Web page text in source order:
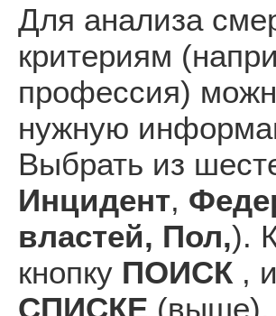
Для анализа
критериям
профессия)
нужную
Выбрать из
Инцидент,
властей, Пол,).
кнопку ПОИСК ,
СПИСКЕ (выше).